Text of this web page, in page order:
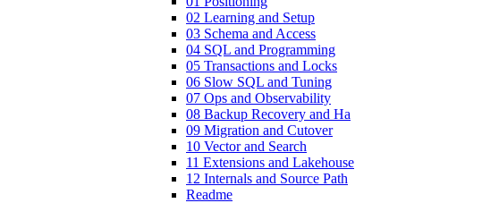
02 Learning and Setup
03 Schema and Access
04 SQL and Programming
05 Transactions and Locks
06 Slow SQL and Tuning
07 Ops and Observability
08 Backup Recovery and Ha
09 Migration and Cutover
10 Vector and Search
11 Extensions and Lakehouse
12 Internals and Source Path
Readme